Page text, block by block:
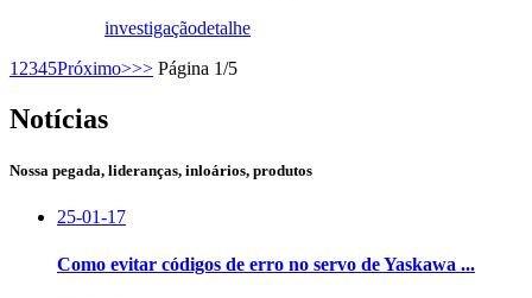
investigaçãodetalhe
1 2345Próximo>>> Página 1/5
Notícias
Nossa pegada, lideranças, inloários, produtos
25-01-17
Como evitar códigos de erro no servo de Yaskawa ...